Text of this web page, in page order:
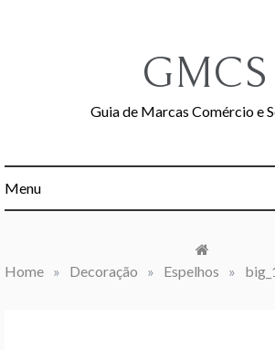
GMCS
Guia de Marcas Comércio e
Menu
Home » Decoração » Espelhos »